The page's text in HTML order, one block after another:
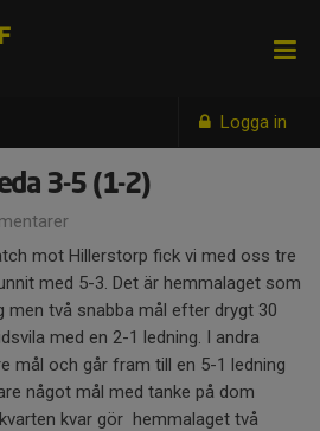
Logga in
3-5 (1-2)
mot Hillerstorp fick vi med oss tre
med 5-3. Det är hemmalaget som
men två snabba mål efter drygt 30
med en 2-1 ledning. I andra
mål och går fram till en 5-1 ledning
något mål med tanke på dom
kvar gör hemmalaget två